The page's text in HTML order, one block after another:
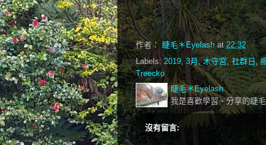
作者：睫毛＊Eyelash at 22:32
Labels:2019, 3月,木守宮,社群日,
Treecko
睫毛＊Eyelash
我是喜歡學習、分享的睫
沒有留言: